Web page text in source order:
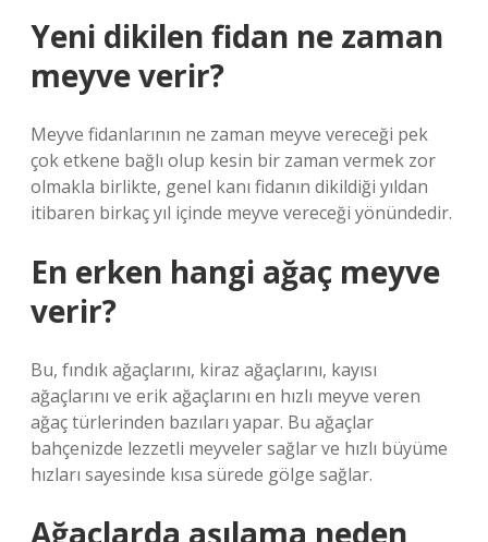
Yeni dikilen fidan ne zaman
meyve verir?
Meyve fidanlarının ne zaman meyve vereceği pek
çok etkene bağlı olup kesin bir zaman vermek zor
olmakla birlikte, genel kanı fidanın dikildiği yıldan
itibaren birkaç yıl içinde meyve vereceği yönündedir.
En erken hangi ağaç meyve
verir?
Bu, fındık ağaçlarını, kiraz ağaçlarını, kayısı
ağaçlarını ve erik ağaçlarını en hızlı meyve veren
ağaç türlerinden bazıları yapar. Bu ağaçlar
bahçenizde lezzetli meyveler sağlar ve hızlı büyüme
hızları sayesinde kısa sürede gölge sağlar.
Ağaçlarda aşılama neden